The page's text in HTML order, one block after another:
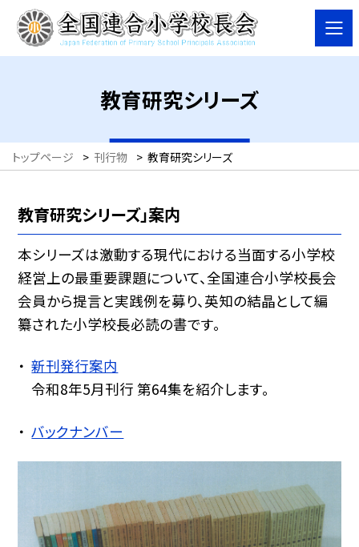
教育研究シリーズ
トップページ > 刊行物 > 教育研究シリーズ
教育研究シリーズ」案内
本シリーズは激動する現代における当面する小学校
経営上の最重要課題について、全国連合小学校長会
会員から提言と実践例を募り、英知の結晶として編
纂された小学校長必読の書です。
新刊発行案内
令和8年5月刊行 第64集を紹介します。
バックナンバー